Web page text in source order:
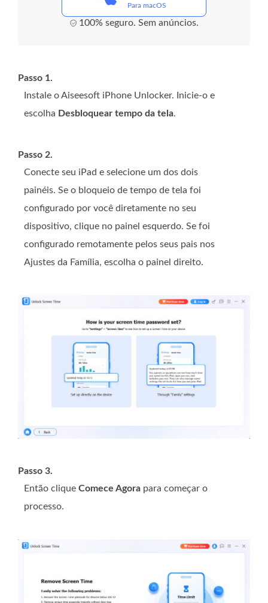
Para macOS
100% seguro. Sem anúncios.
Passo 1.
Instale o Aiseesoft iPhone Unlocker. Inicie-o e
escolha Desbloquear tempo da tela.
Passo 2.
Conecte seu iPad e selecione um dos dois
painéis. Se o bloqueio de tempo de tela foi
configurado por você diretamente no seu
dispositivo, clique no painel esquerdo. Se foi
configurado remotamente pelos seus pais nos
Ajustes da Família, escolha o painel direito.
Passo 3.
Então clique Comece Agora para começar o
processo.